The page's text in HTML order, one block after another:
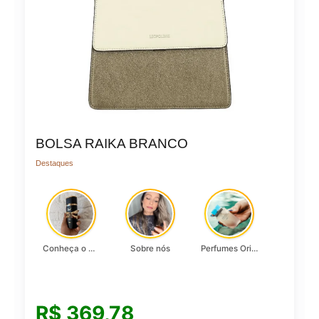
BOLSA RAIKA BRANCO
Destaques
Conheça o Asad, da Lattafa… Sobre nós Perfumes Originais
R$ 369,78